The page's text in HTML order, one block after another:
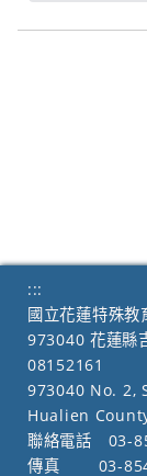
:::
國立花蓮特殊教
973040 花蓮縣
08152161
973040 No. 2,
Hualien
聯絡電話
03-
傳真
03-